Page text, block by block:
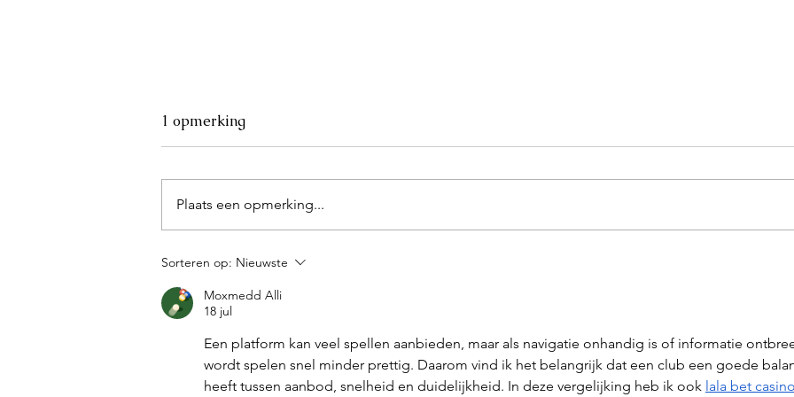
Diepdruk voor kinderen: een
helemaal veilig gemaakt bij
DRUKDRUKDRUK
1 opmerking
Plaats een opmerking...
Sorteren op: Nieuwste
Moxmedd Alli
18 jul
Een platform kan veel spellen aanbieden, maar als navigatie onhandig is of informatie
wordt spelen snel minder prettig. Daarom vind ik het belangrijk dat een club een goede
heeft tussen aanbod, snelheid en duidelijkheid. In deze vergelijking heb ik ook lala bet casino